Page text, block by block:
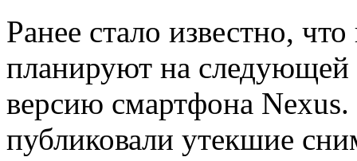
Ранее стало известно,
планируют на следующей
версию смартфона
публиковали утекшие